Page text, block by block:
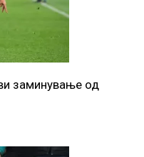
заминување од